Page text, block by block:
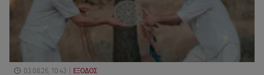
03.08.26, 10:43 ΕΞΟΔΟΣ